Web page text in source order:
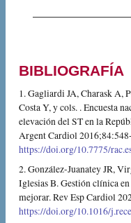
BIBLIOGRAFÍA
1. Gagliardi JA, Charask A,
Costa Y, y cols. . Encuesta
elevación del ST en la
Argent Cardiol
https://doi.org/10.7775/
2. González-Juanatey JR,
Iglesias B. Gestión clínica
mejorar. Rev Esp Cardiol
https://doi.org/10.1016/